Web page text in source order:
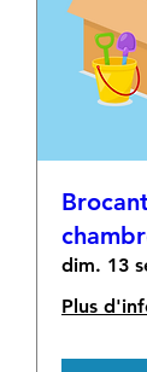
dim. 13
Plus